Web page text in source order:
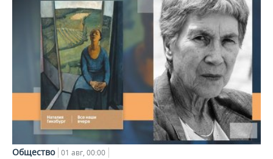
Общество 01 авг, 00:00